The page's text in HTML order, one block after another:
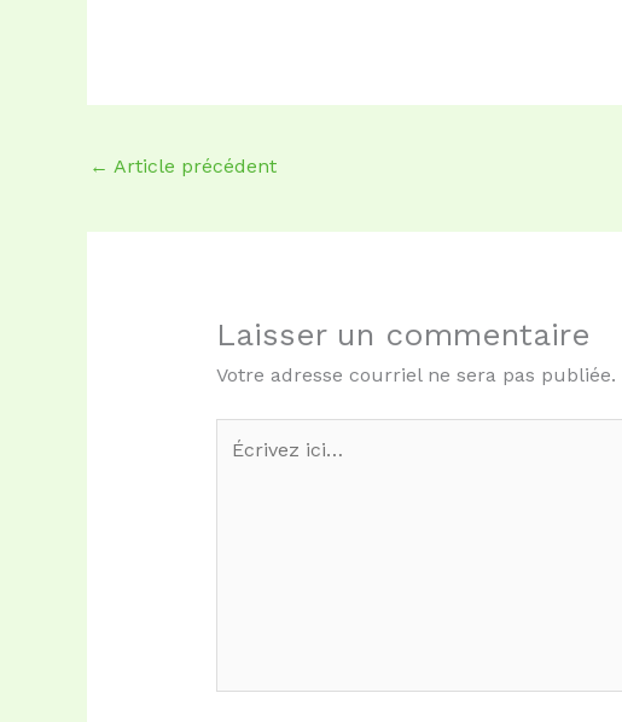
← Article précédent
Laisser un commentaire
Votre adresse courriel ne sera pas publiée.
ici…